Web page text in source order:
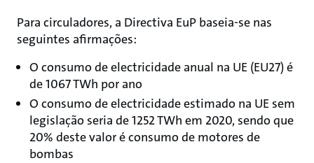
Para circuladores, a Directiva EuP baseia-se nas
seguintes afirmações:
O consumo de electricidade anual na UE (EU27) é
de 1067 TWh por ano
O consumo de electricidade estimado na UE sem
legislação seria de 1252 TWh em 2020, sendo que
20% deste valor é consumo de motores de
bombas